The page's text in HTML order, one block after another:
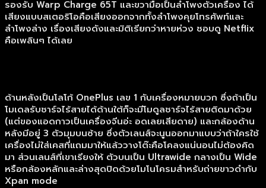
รองรับ Warp Charge 65T และขวามือเป็นลำโพงตัวเครื่อง ได้
เสียงแบบสเตอริโอคือเสียงออกจากทั้งลำโพงคุยโทรศัพท์และ
ลำโพงล่าง เรื่องเสียงดังและมิติเรียกว่าหายห่วง ชอบดู Netflix
คือเพลินๆ ได้เลย
ด้านหลังเป็นโลโก้ OnePlus เลข 1 กับเครื่องหมายบวก ซึ่งถ้าเป็น
โมเดลรับชาร์จไร้สายได้ด้านใต้ก็จะมีโมดูลชาร์จไร้สายติดมาด้วย
(แต่ของแอดกาวเป็นเครื่องจีนอ่ะ อดเลยเสียดาย) และกล้องด้าน
หลังมีอยู่ 3 ตัวมุมบนซ้าย ซึ่งตัวเลนส์จะนูนออกมาแบบว่าถ้าใครใช้
เครื่องไม่ใส่เคสที่แถมมาให้แล้ววางโต๊ะคือโคลงแน่นอนไม่ต้องคิด
มา ส่วนเลนส์ที่เขาเรียงให้ ตัวบนเป็น Ultrawide กลางเป็น Wide
หรือกล้องหลักและล่างสุดปิดด้วยโมโนโครมสำหรับถ่ายขาวดำกับ
Xpan mode